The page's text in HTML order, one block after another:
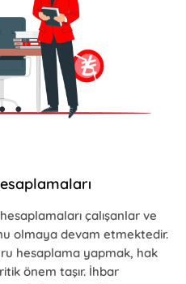
çalışanlar ve
olmaya devam etmektedir.
hesaplama yapmak, hak
önem taşır. İhbar